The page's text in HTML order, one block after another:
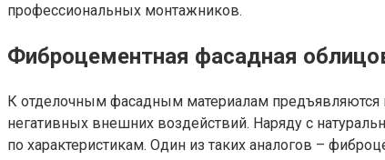
профессиональных монтажников.
Фиброцементная фасадная
К отделочным фасадным материалам
негативных внешних воздействий. Наряду с
по характеристикам. Один из таких аналогов –